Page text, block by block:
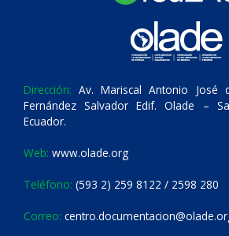
Dirección: Av. Mariscal Antonio José
Fernández Salvador Edif. Olade –
Ecuador.
Web: www.olade.org
Teléfono: (593 2) 259 8122 / 2598 280
Correo: